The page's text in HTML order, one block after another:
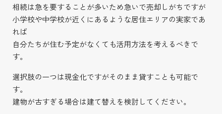
相続は急を要することが多いため急いで売却しがちですが
小学校や中学校が近くにあるような居住エリアの実家であ
れば
自分たちが住む予定がなくても活用方法を考えるべきで
す。
選択肢の一つは現金化ですがそのまま貸すことも可能で
す。
建物が古すぎる場合は建て替えを検討してください。